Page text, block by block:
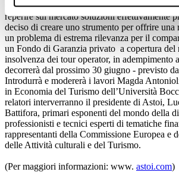
Considerando l'estrema difficoltà che le
reperire sul mercato soluzioni effettivamente
deciso di creare uno strumento per offrire una
un problema di estrema rilevanza per il
un Fondo di Garanzia privato a copertura
insolvenza dei tour operator, in adempimento
decorrerà dal prossimo 30 giugno - previsto
Introdurrà e modererà i lavori Magda
in Economia del Turismo dell’Università
relatori interverranno il presidente di Astoi,
Battifora, primari esponenti del mondo della
professionisti e tecnici esperti di tematiche
rappresentanti della Commissione Europea e
delle Attività culturali e del Turismo.
(Per maggiori informazioni: www. astoi.com)